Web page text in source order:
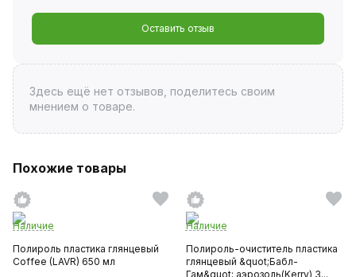
Оставить отзыв
Здесь ещё нет отзывов, поделитесь своим
мнением о товаре.
Похожие товары
Наличие
Полироль пластика глянцевый
Coffee (LAVR) 650 мл
Наличие
Полироль-очиститель пластика
глянцевый &quot;Бабл-
Гам&quot; аэрозоль(Kerry) 3...